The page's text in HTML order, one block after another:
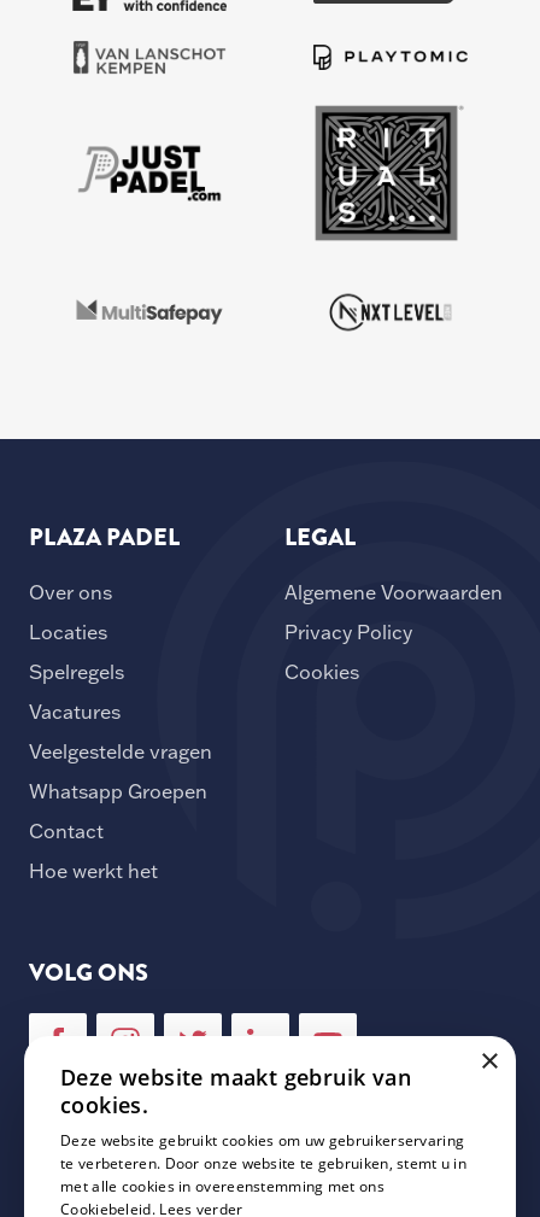
PLAZA PADEL
Over ons
Locaties
Spelregels
Vacatures
Veelgestelde vragen
Whatsapp Groepen
Contact
Hoe werkt het
LEGAL
Algemene Voorwaarden
Privacy Policy
Cookies
VOLG ONS
NIEUWSBRIEF
Schrijf je in voor onze nieuwsbrief en mis geen enkele
×
Deze website maakt gebruik van
cookies.
Deze website gebruikt cookies om uw gebruikerservaring
te verbeteren. Door onze website te gebruiken, stemt u in
met alle cookies in overeenstemming met ons
Cookiebeleid. Lees verder